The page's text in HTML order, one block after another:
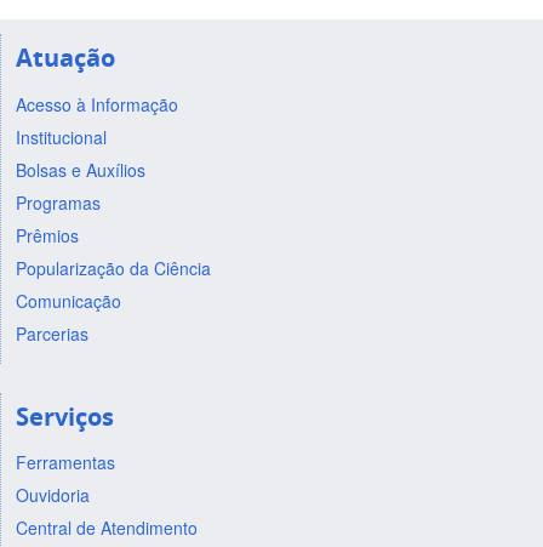
Atuação
Acesso à Informação
Institucional
Bolsas e Auxílios
Programas
Prêmios
Popularização da Ciência
Comunicação
Parcerias
Serviços
Ferramentas
Ouvidoria
Central de Atendimento